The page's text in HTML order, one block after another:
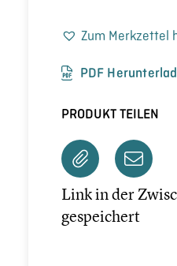
Zum Merkzettel
PDF
PRODUKT TEILEN
Link in der
gespeichert